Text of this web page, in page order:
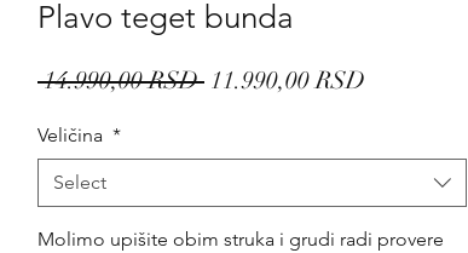
Plavo teget bunda
14.990,00 RSD Regular
11.990,00 RSD
Veličina *
Select
Molimo upišite obim struka i grudi radi provere